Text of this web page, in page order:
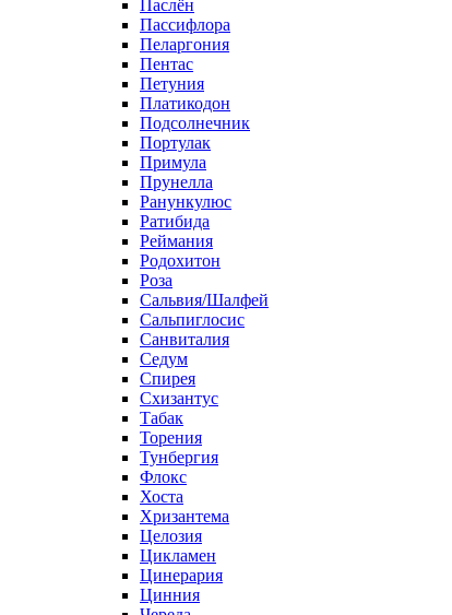
Паслён
Пассифлора
Пеларгония
Пентас
Петуния
Платикодон
Подсолнечник
Портулак
Примула
Прунелла
Ранункулюс
Ратибида
Реймания
Родохитон
Роза
Сальвия/Шалфей
Сальпиглосис
Санвиталия
Седум
Спирея
Схизантус
Табак
Торения
Тунбергия
Флокс
Хоста
Хризантема
Целозия
Цикламен
Цинерария
Цинния